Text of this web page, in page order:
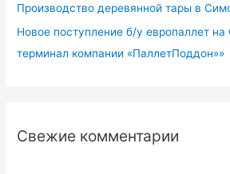
Производство деревянной тары в
Новое поступление б/у европаллет
терминал компании «ПаллетПоддон»»
Свежие комментарии